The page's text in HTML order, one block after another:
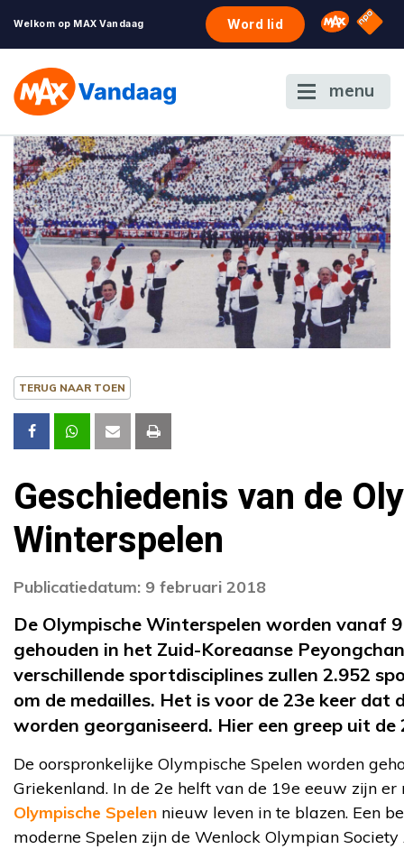
Welkom op MAX Vandaag Word lid Omroep
NPO
menu
TERUG NAAR TOEN
Geschiedenis van de
Winterspelen
Publicatiedatum: 9 februari 2018
De Olympische Winterspelen worden vanaf
gehouden in het Zuid-Koreaanse
verschillende sportdisciplines zullen 2.952
om de medailles. Het is voor de 23e keer dat
worden georganiseerd. Hier een greep uit de
De oorspronkelijke Olympische Spelen worden
Griekenland. In de 2e helft van de 19e eeuw zijn
Olympische Spelen nieuw leven in te blazen. Een
moderne Spelen zijn de Wenlock Olympian